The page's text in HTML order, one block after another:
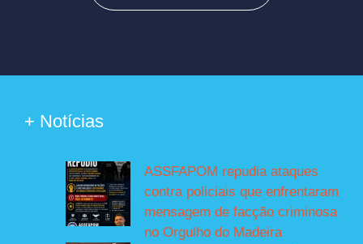
+ Notícias
ASSFAPOM repudia ataques
contra policiais que enfrentaram
mensagem de facção criminosa
no Orgulho do Madeira